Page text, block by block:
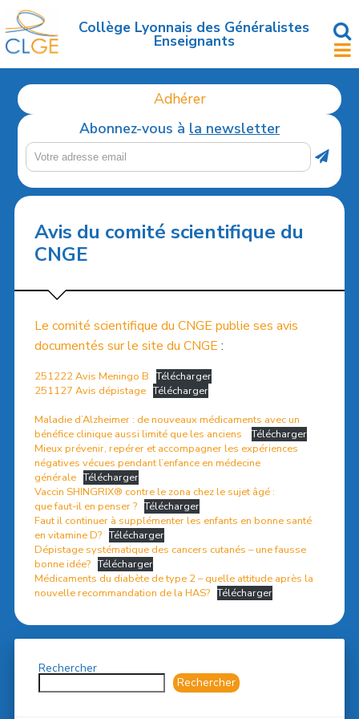
Accéder
au
contenu
Collège Lyonnais des Généralistes
Enseignants
Adhérer
Abonnez-vous à la newsletter
Avis du comité scientifique du
CNGE
Le comité scientifique du CNGE publie ses avis
documentés sur le site du CNGE :
251222 Avis Meningo B Télécharger
251127 Avis dépistage Télécharger
Maladie d’Alzheimer : de nouveaux médicaments avec un
bénéfice clinique aussi limité que les anciens
Télécharger
Mieux prévenir, repérer et accompagner les expériences
négatives vécues pendant l’enfance en médecine
générale Télécharger
Vaccin SHINGRIX® contre le zona chez le sujet âgé :
que faut-il en penser ? Télécharger
Faut il continuer à supplémenter les enfants en bonne santé
en vitamine D? Télécharger
Dépistage systématique des cancers cutanés – une fausse
bonne idée? Télécharger
Médicaments du diabète de type 2 – quelle attitude après la
nouvelle recommandation de la HAS? Télécharger
Rechercher
Rechercher